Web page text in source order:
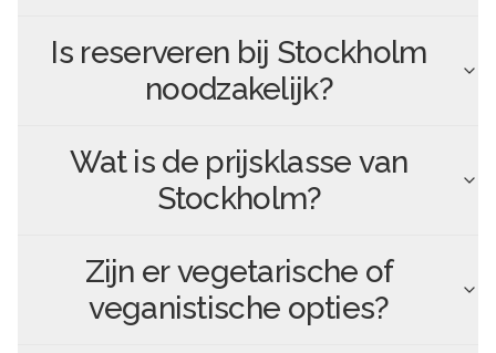
Is reserveren bij Stockholm
noodzakelijk?
Wat is de prijsklasse van
Stockholm?
Zijn er vegetarische of
veganistische opties?